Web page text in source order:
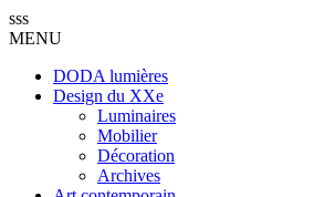
sss
MENU
DODA lumières
Design du XXe
Luminaires
Mobilier
Décoration
Archives